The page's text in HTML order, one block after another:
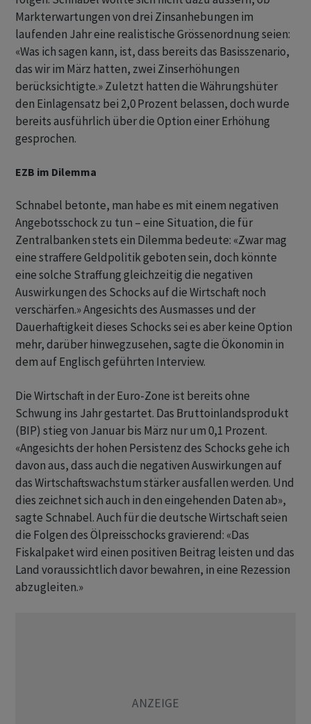
Markterwartungen von drei Zinsanhebungen ​im
laufenden Jahr eine realistische Grössenordnung seien:
«Was ich sagen kann, ist, dass bereits das Basisszenario,
das ​wir im März hatten, zwei Zinserhöhungen
berücksichtigte.» Zuletzt hatten die Währungshüter
den ​Einlagensatz bei 2,0 Prozent belassen, doch wurde
bereits ausführlich über die Option einer Erhöhung
gesprochen.
EZB im Dilemma
Schnabel betonte, man habe es mit einem negativen
Angebotsschock zu ‌tun – eine Situation, die für
Zentralbanken stets ein Dilemma bedeute: «Zwar mag
eine straffere Geldpolitik geboten sein, doch könnte
eine solche Straffung gleichzeitig die negativen
Auswirkungen des Schocks auf die Wirtschaft noch
verschärfen.» Angesichts des Ausmasses und der
Dauerhaftigkeit dieses Schocks sei es aber keine ​Option
mehr, ​darüber hinwegzusehen, sagte die Ökonomin in
dem auf Englisch geführten Interview.
Die ⁠Wirtschaft in der Euro-Zone ist bereits ohne
Schwung ins Jahr gestartet. Das Bruttoinlandsprodukt
(BIP) ​stieg von Januar bis März nur ⁠um 0,1 Prozent.
«Angesichts der hohen Persistenz des Schocks gehe ich
davon aus, dass auch die negativen Auswirkungen auf
das Wirtschaftswachstum ‌stärker ausfallen werden. Und
dies zeichnet sich auch in den eingehenden Daten ab»,
sagte Schnabel. Auch für die deutsche Wirtschaft seien
die Folgen des Ölpreisschocks gravierend: «Das
Fiskalpaket wird einen positiven Beitrag leisten und das
Land voraussichtlich davor ‌bewahren, in eine Rezession
abzugleiten.»